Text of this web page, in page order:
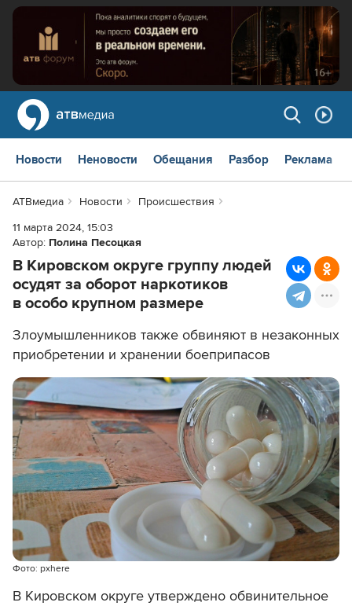
Новости Неновости Обещания Разбор Реклама
АТВмедиа Новости
Происшествия
11 марта 2024, 15:03
Автор: Полина Песоцкая
В Кировском округе группу людей
осудят за оборот наркотиков
в особо крупном размере
Злоумышленников также обвиняют в незаконных
приобретении и хранении боеприпасов
Фото: pxhere
В Кировском округе утверждено обвинительное